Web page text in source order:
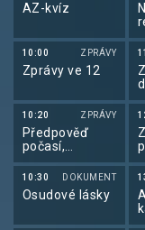
AZ-kvíz
10:00 ZPRÁVY
Zprávy ve 12
10:20 ZPRÁVY
Předpověď
počasí,
Sportovní
zprávy,
Události v
regionech plus
10:30 DOKUMENT
Osudové lásky